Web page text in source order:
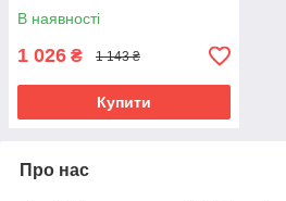
В наявності
1 026 ₴ 1 143 ₴
Купити
Про нас